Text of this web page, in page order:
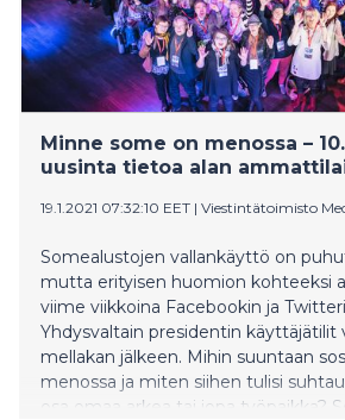
Minne some on menossa –
uusinta tietoa alan
19.1.2021 07:32:10 EET | Viestintätoimisto
Somealustojen vallankäyttö on
mutta erityisen huomion kohteeksi
viime viikkoina Facebookin ja
Yhdysvaltain presidentin käyttäjätilit
mellakan jälkeen. Mihin suuntaan
menossa ja miten siihen tulisi
osa omaa arkea tai jopa työpaikka?